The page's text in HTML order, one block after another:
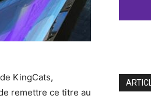
KingCats,
remettre ce titre au